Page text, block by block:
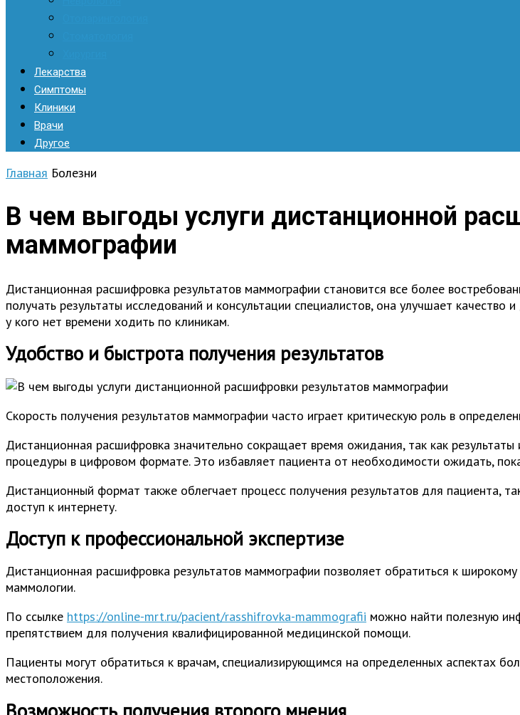
Лекарства
Симптомы
Клиники
Врачи
Другое
Главная Болезни
В чем выгоды услуги дистанционной
маммографии
Дистанционная расшифровка результатов маммографии становится все более
получать результаты исследований и консультации специалистов, она улучшает
у кого нет времени ходить по клиникам.
Удобство и быстрота получения результатов
Скорость получения результатов маммографии часто играет критическую роль в
Дистанционная расшифровка значительно сокращает время ожидания, так как
процедуры в цифровом формате. Это избавляет пациента от необходимости ожидать,
Дистанционный формат также облегчает процесс получения результатов для пациента,
доступ к интернету.
Доступ к профессиональной экспертизе
Дистанционная расшифровка результатов маммографии позволяет обратиться к
маммологии.
По ссылке https://online-mrt.ru/pacient/rasshifrovka-mammografii можно найти полезную
препятствием для получения квалифицированной медицинской помощи.
Пациенты могут обратиться к врачам, специализирующимся на определенных аспектах
местоположения.